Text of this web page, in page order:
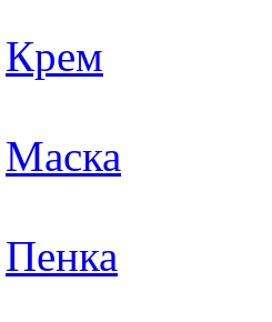
Крем
Маска
Пенка